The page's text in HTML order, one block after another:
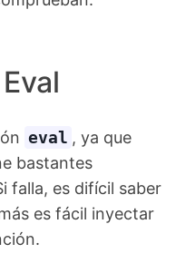
eval , ya que
bastantes
falla, es difícil saber
es fácil inyectar